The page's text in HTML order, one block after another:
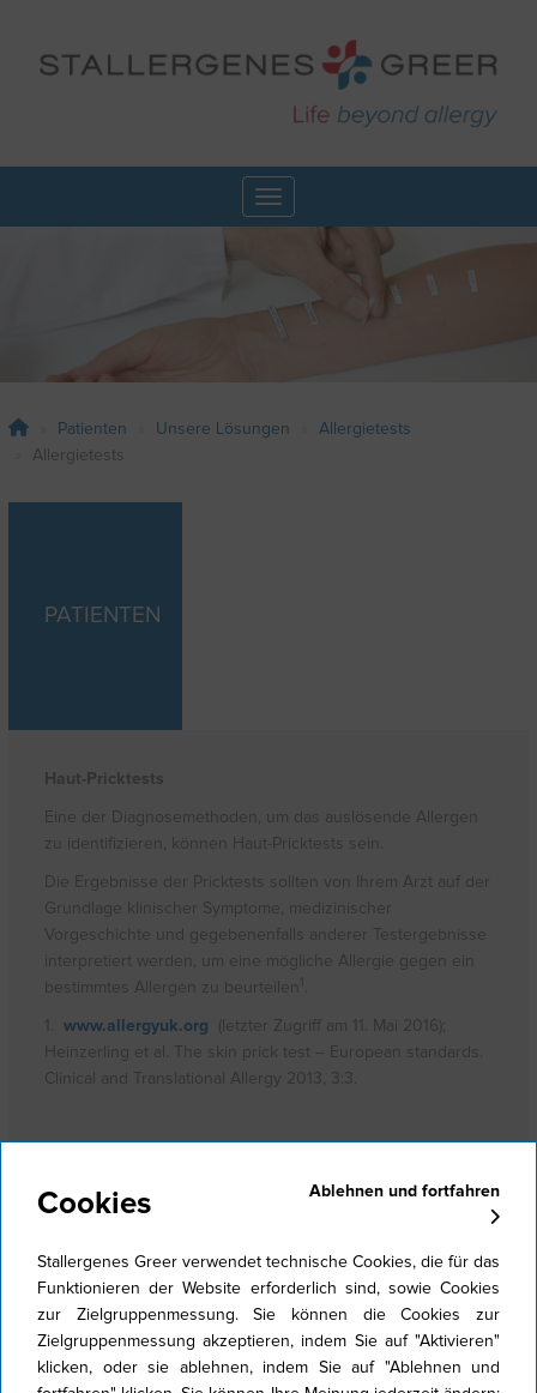
Toggle navigation
Patienten Unsere Lösungen
Allergietests
Allergietests
PATIENTEN
Haut-Pricktests
Eine der Diagnosemethoden, um das auslösende Allergen
zu identifizieren, können Haut-Pricktests sein.
Die Ergebnisse der Pricktests sollten von Ihrem Arzt auf der
Grundlage klinischer Symptome, medizinischer
Vorgeschichte und gegebenenfalls anderer Testergebnisse
interpretiert werden, um eine mögliche Allergie gegen ein
bestimmtes Allergen zu beurteilen
www.allergyuk.org (letzter Zugriff am 11. Mai 2016);
Heinzerling et al. The skin prick test – European standards.
Clinical and Translational Allergy 2013, 3:3.
ALLERGIETESTS
Stallergenes Greer verfügt über mehr als ein Jahrhundert an
Erfahrung und Know-how in der Allergenimmuntherapie. Unser
Know-how reicht von einem breiten Portfolio an Testextrakten,
mit denen eine Vielzahl von Allergien diagnostiziertwerden
kann, bis hin zu dazugehörigen Medizinprodukten.
Cookies Ablehnen und fortfahren
Stallergenes Greer verwendet technische Cookies, die für das
Funktionieren der Website erforderlich sind, sowie Cookies
zur Zielgruppenmessung. Sie können die Cookies zur
Zielgruppenmessung akzeptieren, indem Sie auf "Aktivieren"
klicken, oder sie ablehnen, indem Sie auf "Ablehnen und